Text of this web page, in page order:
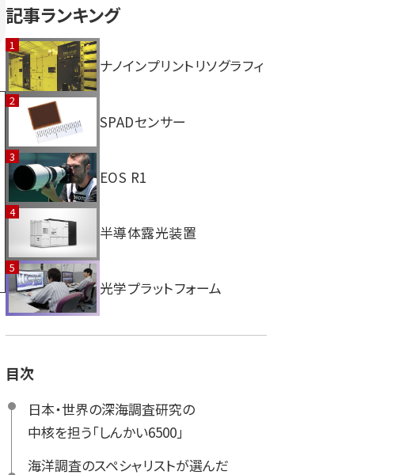
記事ランキング
ナノインプリントリソグラフィ
SPADセンサー
EOS R1
半導体露光装置
光学プラットフォーム
目次
日本・世界の深海調査研究の
中核を担う「しんかい6500」
海洋調査のスペシャリストが選んだ